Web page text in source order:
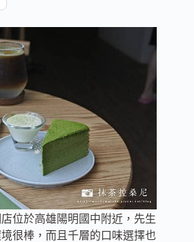
位於高雄陽明國中附近，先生
很棒，而且千層的口味選擇也